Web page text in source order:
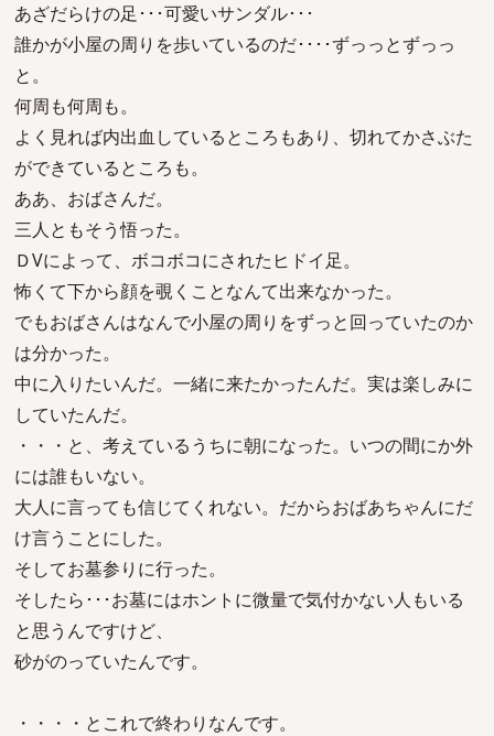
あざだらけの足･･･可愛いサンダル･･･
誰かが小屋の周りを歩いているのだ････ずっっとずっっ
と。
何周も何周も。
よく見れば内出血しているところもあり、切れてかさぶた
ができているところも。
ああ、おばさんだ。
三人ともそう悟った。
ＤVによって、ボコボコにされたヒドイ足。
怖くて下から顔を覗くことなんて出来なかった。
でもおばさんはなんで小屋の周りをずっと回っていたのか
は分かった。
中に入りたいんだ。一緒に来たかったんだ。実は楽しみに
していたんだ。
・・・と、考えているうちに朝になった。いつの間にか外
には誰もいない。
大人に言っても信じてくれない。だからおばあちゃんにだ
け言うことにした。
そしてお墓参りに行った。
そしたら･･･お墓にはホントに微量で気付かない人もいる
と思うんですけど、
砂がのっていたんです。
・・・・とこれで終わりなんです。